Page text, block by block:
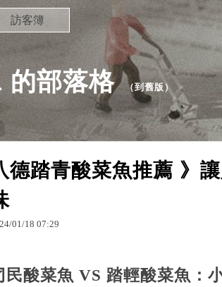
部落格（到舊版 ）
訪客簿
德踏青酸菜魚推薦 》
/01/18 07:29
民酸菜魚 VS 踏輕酸菜魚：